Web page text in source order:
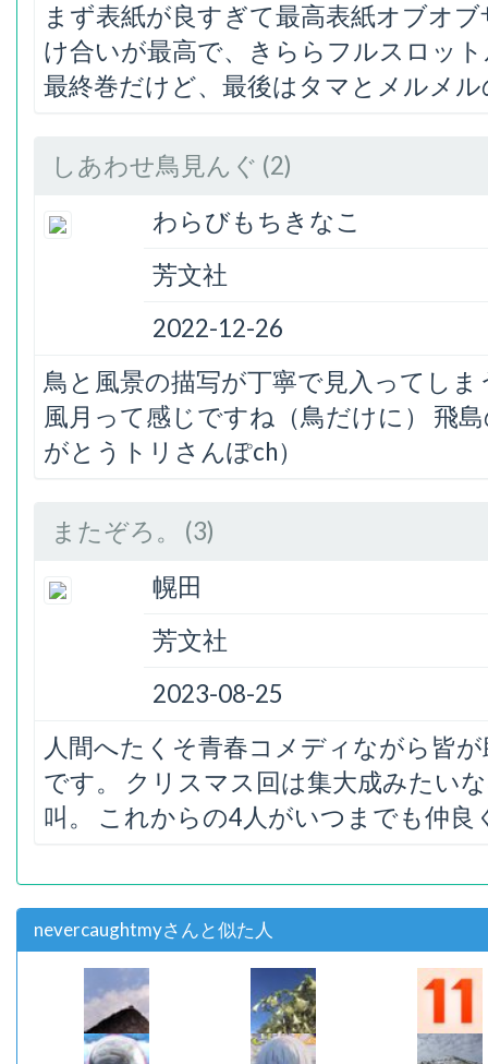
まず表紙が良すぎて最高表紙オブオ
け合いが最高で、きららフルスロッ
最終巻だけど、最後はタマとメルメ
しあわせ鳥見んぐ (2)
わらびもちきなこ
芳文社
2022-12-26
鳥と風景の描写が丁寧で見入ってし
風月って感じですね（鳥だけに） 飛
がとうトリさんぽch）
またぞろ。 (3)
幌田
芳文社
2023-08-25
人間へたくそ青春コメディながら皆
です。 クリスマス回は集大成みたい
叫。 これからの4人がいつまでも仲
nevercaughtmyさんと似た人